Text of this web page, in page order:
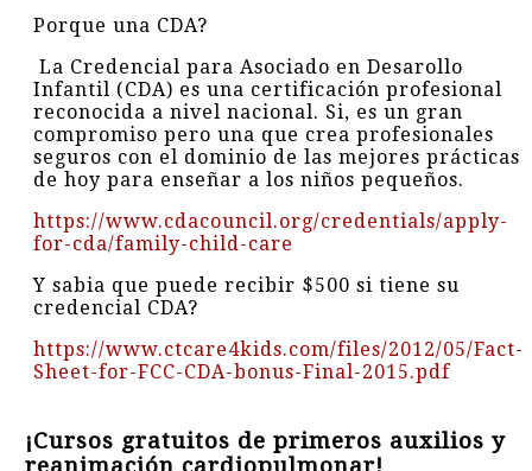
Porque una CDA?
La Credencial para Asociado en Desarollo
Infantil (CDA) es una certificación profesional
reconocida a nivel nacional. Si, es un gran
compromiso pero una que crea profesionales
seguros con el dominio de las mejores prácticas
de hoy para enseñar a los niños pequeños.
https://www.cdacouncil.org/credentials/apply-
for-cda/family-child-care
Y sabia que puede recibir $500 si tiene su
credencial CDA?
https://www.ctcare4kids.com/files/2012/05/Fact-
Sheet-for-FCC-CDA-bonus-Final-2015.pdf
¡Cursos gratuitos de primeros auxilios y
reanimación cardiopulmonar!